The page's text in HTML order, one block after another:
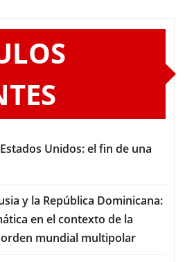
Unidos: el fin de una
y la República Dominicana:
en el contexto de la
mundial multipolar